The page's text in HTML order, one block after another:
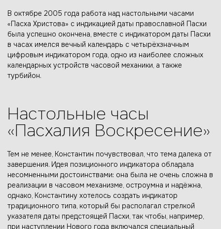
В октябре 2005 года работа над настольными часами
«Пасха Христова» с индикацией даты православной Пасхи
была успешно окончена, вместе с индикатором даты Пасхи
в часах имелся вечный календарь с четырёхзначным
цифровым индикатором года, одно из наиболее сложных
календарных устройств часовой механики, а также
турбийон.
Настольные часы
«Пасхалия Воскресение»
Тем не менее, Константин почувствовал, что тема далека от
завершения. Идея позиционного индикатора обладала
несомненными достоинствами: она была не очень сложна в
реализации в часовом механизме, остроумна и надёжна,
однако, Константину хотелось создать индикатор
традиционного типа, который бы располагал стрелкой
указателя даты предстоящей Пасхи, так чтобы, например,
при наступлении Нового года включался специальный